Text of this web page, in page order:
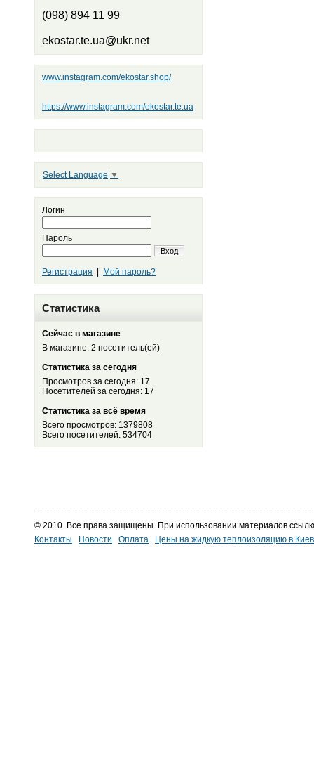
(098) 894 11 99
ekostar.te.ua@ukr.net
www.instagram.com/ekostar.shop/
https://www.instagram.com/ekostar.te.ua
Select Language ▼
Логин
Пароль
Вход
Регистрация Мой пароль?
Статистика
Сейчас в магазине
В магазине: 2 посетитель(ей)
Статистика за сегодня
Просмотров за сегодня: 17
Посетителей за сегодня: 17
Статистика за всё время
Всего просмотров: 1379808
Всего посетителей: 534704
© 2010. Все права защищены. При использовании материалов
Контакты
Новости Оплата Цены на жидкую теплоизоляцию в